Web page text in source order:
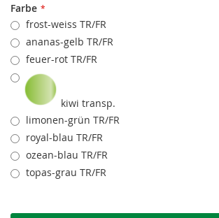
Farbe
frost-weiss TR/FR
ananas-gelb TR/FR
feuer-rot TR/FR
kiwi transp.
limonen-grün TR/FR
royal-blau TR/FR
ozean-blau TR/FR
topas-grau TR/FR